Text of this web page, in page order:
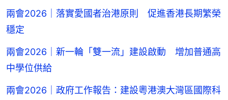
兩會2026｜落實愛國者治港原則 促進香港長期繁榮
穩定
兩會2026｜新一輪「雙一流」建設啟動 增加普通高
中學位供給
兩會2026｜政府工作報告：建設粵港澳大灣區國際科